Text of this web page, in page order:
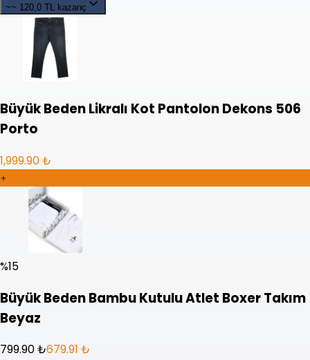
~~ 120,0 TL kazanç
Büyük Beden Likralı Kot Pantolon Dekons 506
Porto
1,999.90 ₺
%15
Büyük Beden Bambu Kutulu Atlet Boxer Takım
Beyaz
799.90 ₺679.91 ₺